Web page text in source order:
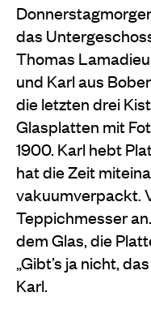
das
Thomas
und Karl aus
die letzten drei
Glasplatten mit
1900. Karl hebt
hat die Zeit
vakuumverpackt.
Teppichmesser
dem Glas, die
„Gibt’s ja nicht,
Karl.